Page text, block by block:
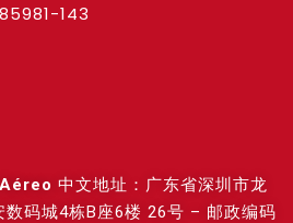
85981-143
中文地址：广东省深圳市龙
数码城4栋B座6楼 26号 – 邮政编码